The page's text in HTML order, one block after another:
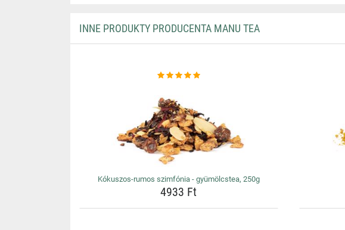
INNE PRODUKTY PRODUCENTA MANU TEA
Kókuszos-rumos szimfónia - gyümölcstea, 250g
4933 Ft